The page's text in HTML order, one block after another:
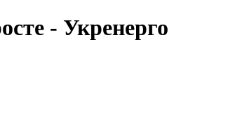
- Укренерго